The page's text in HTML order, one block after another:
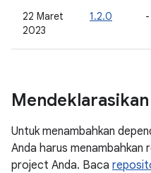
22 Maret
2023
1.2.0 -
Untuk menambahkan
Anda harus
project Anda. Baca